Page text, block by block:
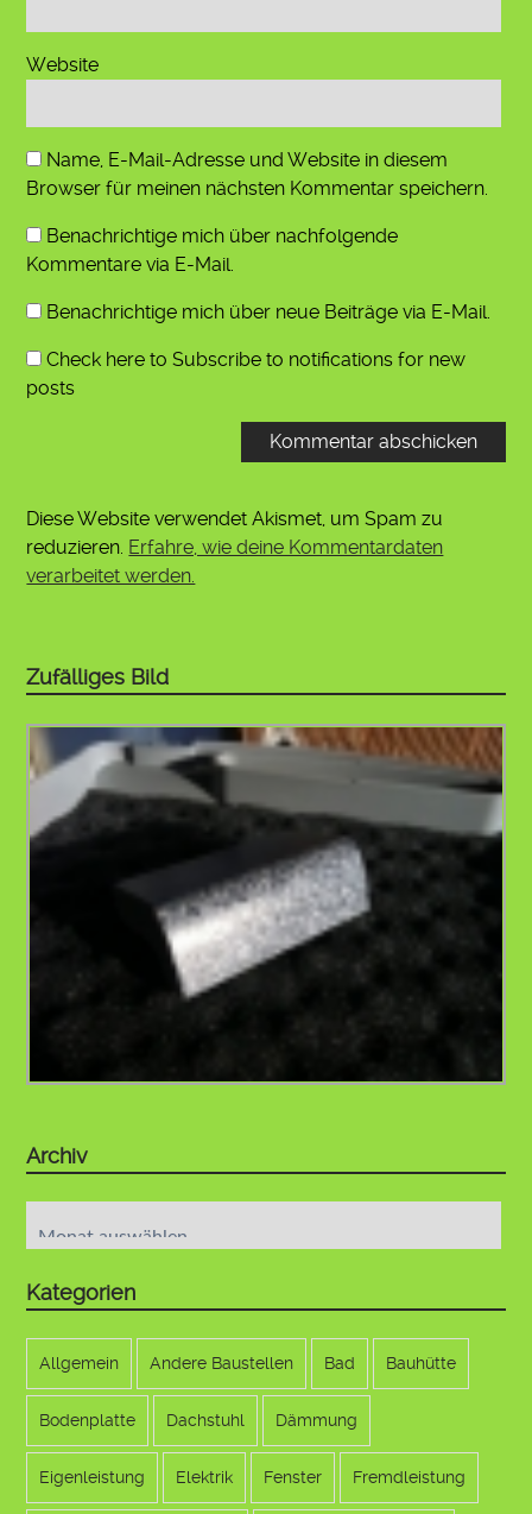
Website
Name, E-Mail-Adresse und Website in diesem
Browser für meinen nächsten Kommentar speichern.
Benachrichtige mich über nachfolgende
Kommentare via E-Mail.
Benachrichtige mich über neue Beiträge via E-Mail.
Check here to Subscribe to notifications for new
posts
Diese Website verwendet Akismet, um Spam zu
reduzieren. Erfahre, wie deine Kommentardaten
verarbeitet werden.
Zufälliges Bild
Archiv
Kategorien
Allgemein Andere Baustellen Bad Bauhütte
Bodenplatte Dachstuhl Dämmung
Eigenleistung Elektrik Fenster Fremdleistung